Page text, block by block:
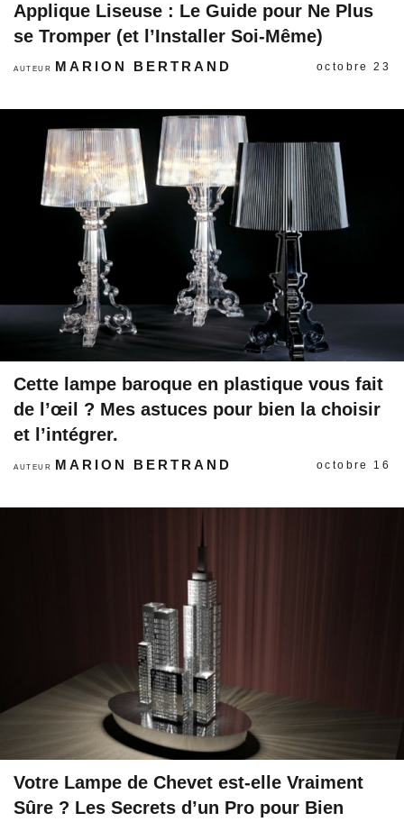
Applique Liseuse : Le Guide pour Ne Plus
se Tromper (et l’Installer Soi-Même)
AUTEUR MARION BERTRAND octobre 23
Cette lampe baroque en plastique vous fait
de l’œil ? Mes astuces pour bien la choisir
et l’intégrer.
AUTEUR MARION BERTRAND octobre 16
Votre Lampe de Chevet est-elle Vraiment
Sûre ? Les Secrets d’un Pro pour Bien